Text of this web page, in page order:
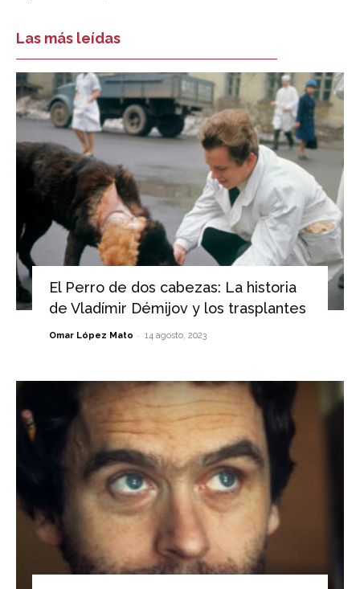
Las más leídas
El Perro de dos cabezas: La historia
de Vladímir Démijov y los trasplantes
Omar López Mato - 14 agosto, 2023